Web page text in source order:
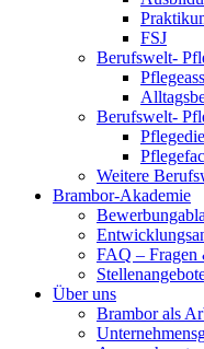
FSJ
Berufswelt-
Berufswelt-
Weitere
Brambor-Akademie
FAQ –
Über uns
Brambor als